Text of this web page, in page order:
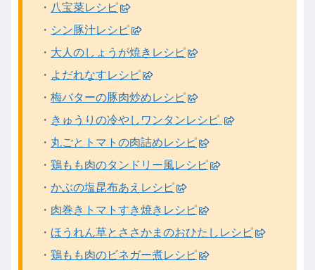
・ 八宝菜レシピ
・ シン豚汁レシピ
・ 大人のしょうが焼きレシピ
・ よだれなすレシピ
・ 梅バターの豚肉炒めレシピ
・ きゅうりの冷やしワンタンレシピ
・ 丸ごとトマトの肉詰めレシピ
・ 鶏もも肉のタンドリー風レシピ
・ かぶの塩昆布あえレシピ
・ 肉巻きトマトすき焼きレシピ
・ ほうれん草とささかまのおひたしレシピ
・ 鶏もも肉のビネガー煮レシピ